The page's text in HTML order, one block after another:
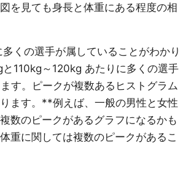
を見ても身長と体重にある程度の相
くの選手が属していることがわかり
110kg～120kg あたりに多くの選手
す。ピークが複数あるヒストグラム
ます。**例えば、一般の男性と女性
数のピークがあるグラフになるかも
重に関しては複数のピークがあるこ